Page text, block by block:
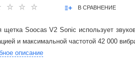
В СРАВНЕНИЕ
щетка Soocas V2 Sonic использует
и максимальной частотой 42 000
описание